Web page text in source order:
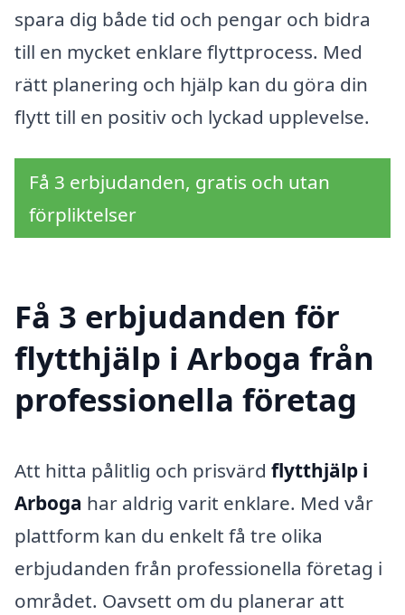
spara dig både tid och pengar och bidra
till en mycket enklare flyttprocess. Med
rätt planering och hjälp kan du göra din
flytt till en positiv och lyckad upplevelse.
Få 3 erbjudanden, gratis och utan
förpliktelser
Få 3 erbjudanden för
flytthjälp i Arboga från
professionella företag
Att hitta pålitlig och prisvärd flytthjälp i
Arboga har aldrig varit enklare. Med vår
plattform kan du enkelt få tre olika
erbjudanden från professionella företag i
området. Oavsett om du planerar att